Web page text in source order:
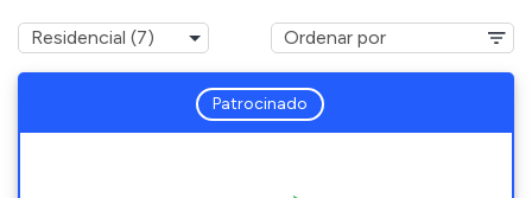
Patrocinado